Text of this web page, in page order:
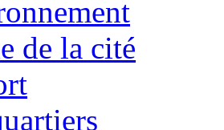
de la cité